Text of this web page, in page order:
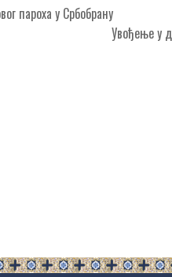
пароха у Србобрану
Увођење у